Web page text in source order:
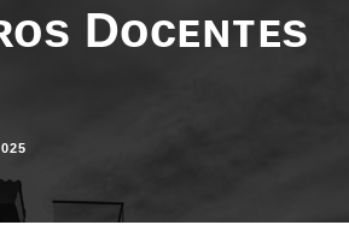
Dᴏᴄᴇɴᴛᴇs